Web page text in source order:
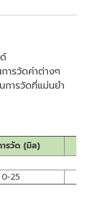
ารวัดค่าต่างๆ
การวัดที่แม่นยำ
รวัด (มิล)
0-25